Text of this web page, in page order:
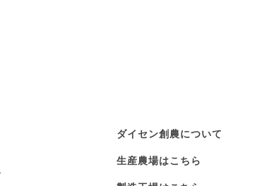
ダイセン創農について
生産農場はこちら